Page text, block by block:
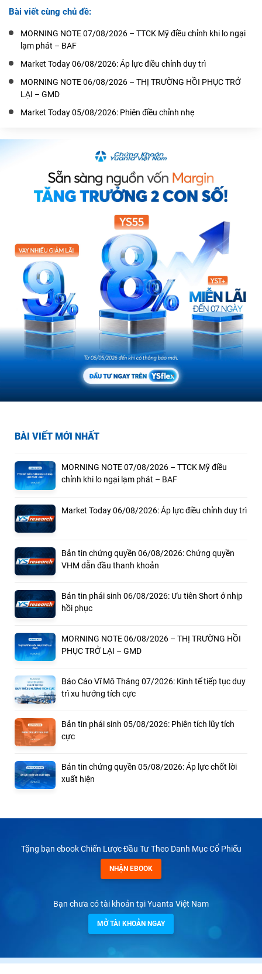
BÀI VIẾT MỚI NHẤT
MORNING NOTE 07/08/2026 – TTCK Mỹ điều
chỉnh khi lo ngại lạm phát – BAF
Market Today 06/08/2026: Áp lực điều chỉnh duy trì
Bản tin chứng quyền 06/08/2026: Chứng quyền
VHM dẫn đầu thanh khoản
Bản tin phái sinh 06/08/2026: Ưu tiên Short ở nhịp
hồi phục
MORNING NOTE 06/08/2026 – THỊ TRƯỜNG HỒI
PHỤC TRỞ LẠI – GMD
Báo Cáo Vĩ Mô Tháng 07/2026: Kinh tế tiếp tục duy
trì xu hướng tích cực
Bản tin phái sinh 05/08/2026: Phiên tích lũy tích
cực
Bản tin chứng quyền 05/08/2026: Áp lực chốt lời
xuất hiện
Tặng bạn ebook Chiến Lược Đầu Tư Theo Danh Mục Cổ Phiếu
NHẬN EBOOK
Bạn chưa có tài khoản tại Yuanta Việt Nam
MỞ TÀI KHOẢN NGAY
Bài viết cùng chủ đề:
MORNING NOTE 07/08/2026 – TTCK Mỹ điều chỉnh khi lo ngại
lạm phát – BAF
Market Today 06/08/2026: Áp lực điều chỉnh duy trì
MORNING NOTE 06/08/2026 – THỊ TRƯỜNG HỒI PHỤC TRỞ
LẠI – GMD
Market Today 05/08/2026: Phiên điều chỉnh nhẹ